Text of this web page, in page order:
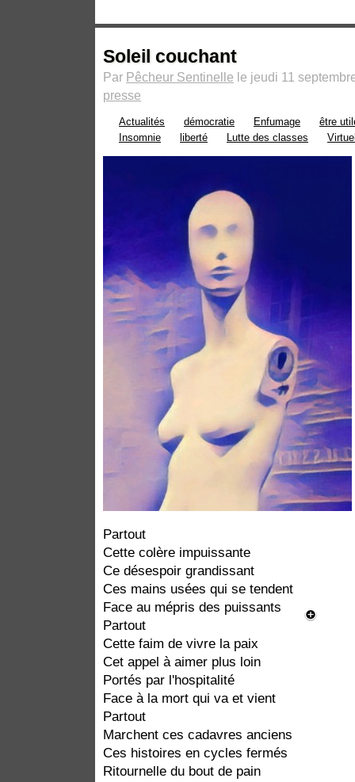
Soleil couchant
Par Pêcheur Sentinelle le jeudi 11
presse
Actualités démocratie Enfumage
être
Insomnie
liberté Lutte des classes
Partout
Cette colère impuissante
Ce désespoir grandissant
Ces mains usées qui se tendent
Face au mépris des puissants
Partout
Cette faim de vivre la paix
Cet appel à aimer plus loin
Portés par l'hospitalité
Face à la mort qui va et vient
Partout
Marchent ces cadavres anciens
Ces histoires en cycles fermés
Ritournelle du bout de pain